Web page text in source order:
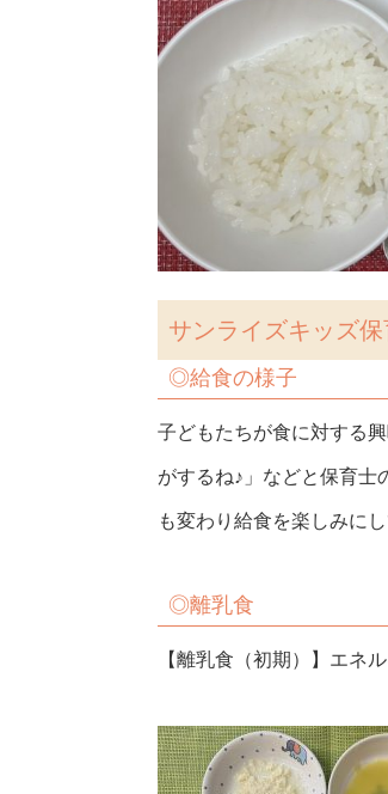
サンライズキッズ保
◎給食の様子
子どもたちが食に対する
がするね♪」などと保育士
も変わり給食を楽しみにし
◎離乳食
【離乳食（初期）】エ